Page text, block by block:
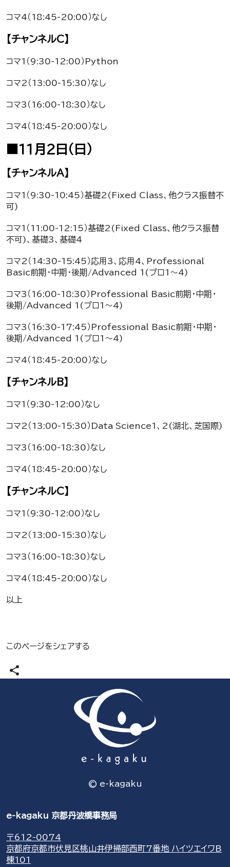
コマ4（18:45-20:00）なし
【チャンネルC】
コマ1（9:30-12:00）Python
コマ2（13:00-15:30）なし
コマ3（16:00-18:30）なし
コマ4（18:45-20:00）なし
■11月2日（日）
【チャンネルA】
コマ1（9:30-10:45）基礎2(Fixed Class、他クラス振替不
可)
コマ1（11:00-12:15）基礎2(Fixed Class、他クラス振替
不可)、基礎3、基礎4
コマ2（14:30-15:45）応用3、応用4、Professional
Basic前期・中期・後期/Advanced 1(プロ1～4)
コマ3（16:00-18:30）Professional Basic前期・中期・
後期/Advanced 1(プロ1～4)
コマ3（16:30-17:45）Professional Basic前期・中期・
後期/Advanced 1(プロ1～4)
コマ4（18:45-20:00）なし
【チャンネルB】
コマ1（9:30-12:00）なし
コマ2（13:00-15:30）Data Science1、2(湖北、芝国際)
コマ3（16:00-18:30）なし
コマ4（18:45-20:00）なし
【チャンネルC】
コマ1（9:30-12:00）なし
コマ2（13:00-15:30）なし
コマ3（16:00-18:30）なし
コマ4（18:45-20:00）なし
以上
このページをシェアする
share
© e-kagaku
e-kagaku 京都丹波橋事務局
〒612-0074
京都府京都市伏見区桃山井伊掃部西町7番地 ハイツエイワB
棟101